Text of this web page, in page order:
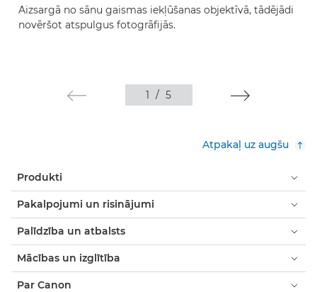
Aizsargā no sānu gaismas iekļūšanas objektīvā, tādējādi
novēršot atspulgus fotogrāfijās.
1 / 5
Atpakaļ uz augšu
Produkti
Pakalpojumi un risinājumi
Palīdzība un atbalsts
Mācības un izglītība
Par Canon